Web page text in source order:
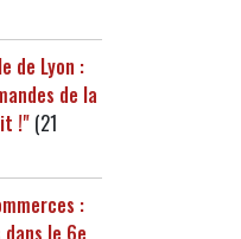
de Lyon :
de la
!" (21
:
le 6e